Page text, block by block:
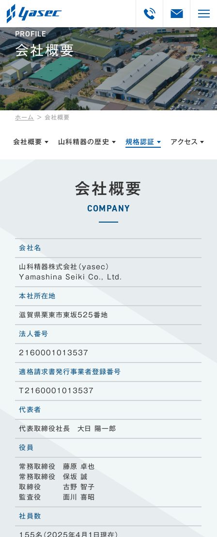
PROFILE
会社概要
ホーム ＞ 会社概要
会社概要 山科精器の歴史 規格認証 アクセス
COMPANY
会社概要
会社名
山科精器株式会社（yasec）
Yamashina Seiki Co., Ltd.
本社所在地
滋賀県栗東市東坂525番地
法人番号
2160001013537
適格請求書発行事業者登録番号
T2160001013537
代表者
代表取締役社長 大日 陽一郎
役員
常務取締役 藤原 卓也
常務取締役 保坂 誠
取締役 古野 智子
監査役 面川 喜昭
社員数
155名（2025年4月1日現在）